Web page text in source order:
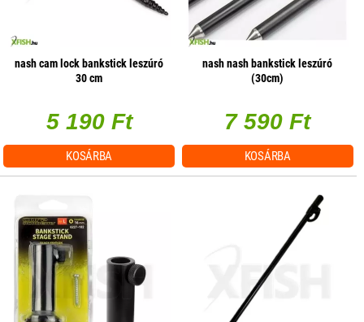
nash cam lock bankstick leszúró
30 cm
5 190 Ft
KOSÁRBA
nash nash bankstick leszúró
(30cm)
7 590 Ft
KOSÁRBA